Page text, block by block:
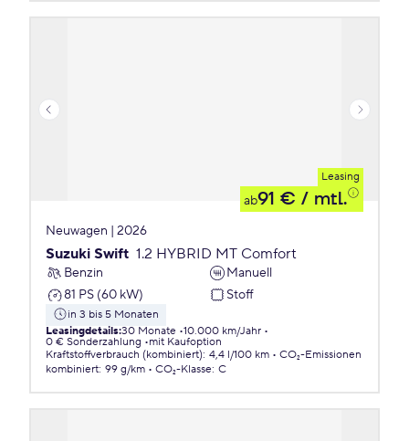
Leasing
ab91 € / mtl.
Neuwagen | 2026
Suzuki Swift 1.2 HYBRID MT Comfort
Benzin
Manuell
81 PS (60 kW)
Stoff
in 3 bis 5 Monaten
Leasingdetails:30 Monate 10.000 km/Jahr
0 € Sonderzahlung
mit Kaufoption
Kraftstoffverbrauch (kombiniert): 4,4 l/100 km
CO₂-Emissionen
kombiniert: 99 g/km CO₂-Klasse: C